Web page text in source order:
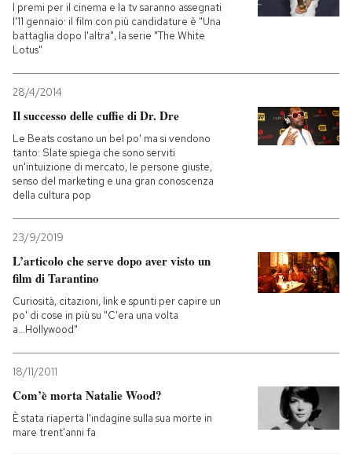
I premi per il cinema e la tv saranno assegnati
l'11 gennaio: il film con più candidature è "Una
battaglia dopo l'altra", la serie "The White
Lotus"
28/4/2014
Il successo delle cuffie di Dr. Dre
Le Beats costano un bel po' ma si vendono
tanto: Slate spiega che sono serviti
un'intuizione di mercato, le persone giuste,
senso del marketing e una gran conoscenza
della cultura pop
23/9/2019
L’articolo che serve dopo aver visto un
film di Tarantino
Curiosità, citazioni, link e spunti per capire un
po' di cose in più su "C'era una volta
a...Hollywood"
18/11/2011
Com’è morta Natalie Wood?
È stata riaperta l'indagine sulla sua morte in
mare trent'anni fa